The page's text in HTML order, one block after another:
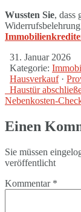
Wussten Sie, dass
31. Januar 2026
Kategorie:
Hausverkauf·
Haustür
Nebenkosten-
Einen
Sie müssen
veröffentlicht
Kommentar *